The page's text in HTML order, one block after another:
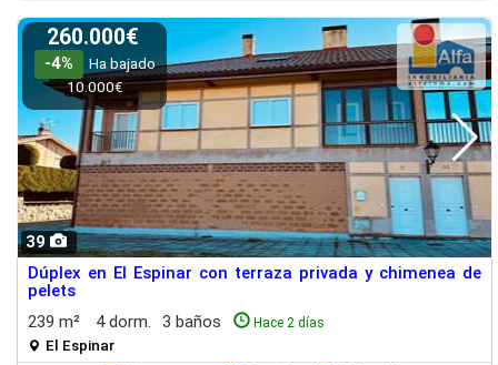
39
260.000€
-4%
Ha bajado
10.000€
Dúplex en El Espinar con terraza privada y chimenea de
pelets
239 m²
4 dorm. 3 baños Hace 2 días
El Espinar